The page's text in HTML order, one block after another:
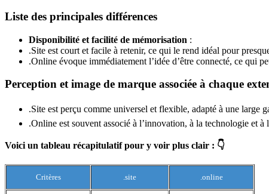
Liste des principales différences
Disponibilité et facilité de mémorisation :
.Site est court et facile à retenir, ce qui le rend idéal pour
.Online évoque immédiatement l’idée d’être connecté, ce qui
Perception et image de marque associée à chaque
.Site est perçu comme universel et flexible, adapté à une large
.Online est souvent associé à l’innovation, à la technologie et
Voici un tableau récapitulatif pour y voir plus clair : 👇
Critères .site .online